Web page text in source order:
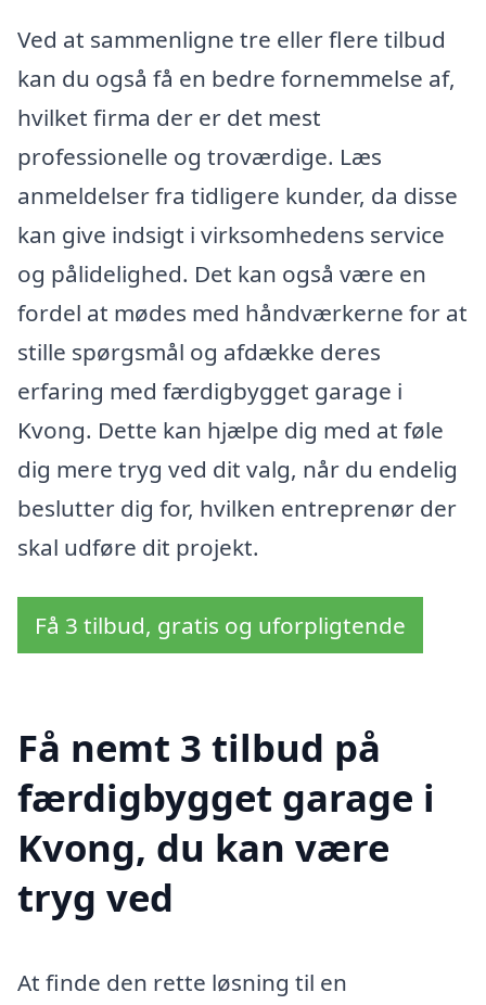
Ved at sammenligne tre eller flere tilbud
kan du også få en bedre fornemmelse af,
hvilket firma der er det mest
professionelle og troværdige. Læs
anmeldelser fra tidligere kunder, da disse
kan give indsigt i virksomhedens service
og pålidelighed. Det kan også være en
fordel at mødes med håndværkerne for at
stille spørgsmål og afdække deres
erfaring med færdigbygget garage i
Kvong. Dette kan hjælpe dig med at føle
dig mere tryg ved dit valg, når du endelig
beslutter dig for, hvilken entreprenør der
skal udføre dit projekt.
Få 3 tilbud, gratis og uforpligtende
Få nemt 3 tilbud på
færdigbygget garage i
Kvong, du kan være
tryg ved
At finde den rette løsning til en